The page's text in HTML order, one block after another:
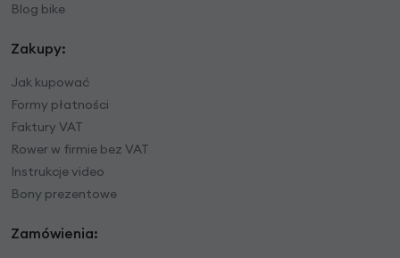
Blog bike
Zakupy:
Jak kupować
Formy płatności
Faktury VAT
Rower w firmie bez VAT
Instrukcje video
Bony prezentowe
Zamówienia: